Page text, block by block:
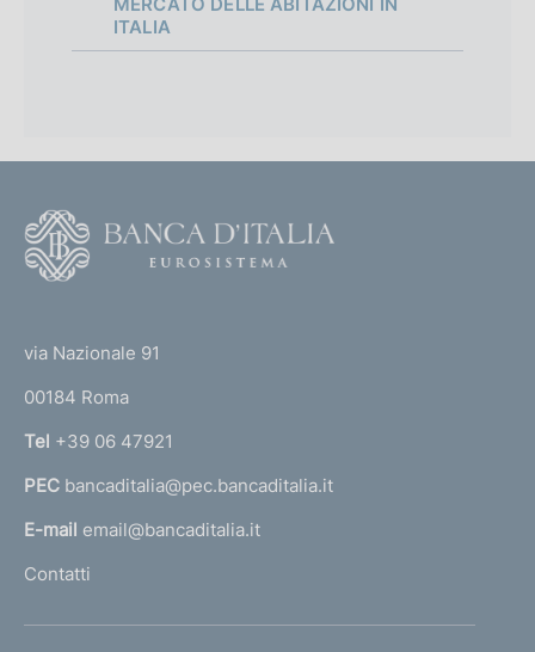
ITALIA
r
n
a
l
'
via Nazionale 91
00184 Roma
Tel +39 06 47921
PEC bancaditalia@pec.bancaditalia.it
E-mail email@bancaditalia.it
Contatti